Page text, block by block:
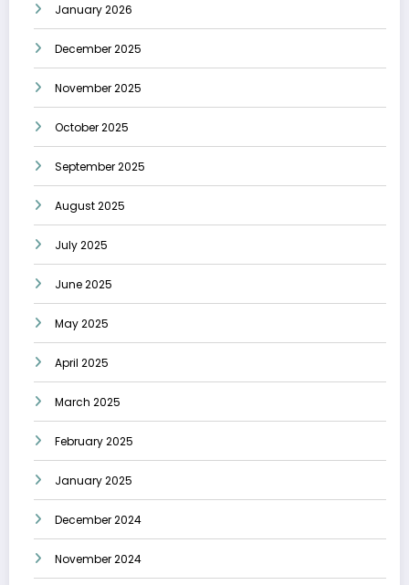
January 2026
December 2025
November 2025
October 2025
September 2025
August 2025
July 2025
June 2025
May 2025
April 2025
March 2025
February 2025
January 2025
December 2024
November 2024